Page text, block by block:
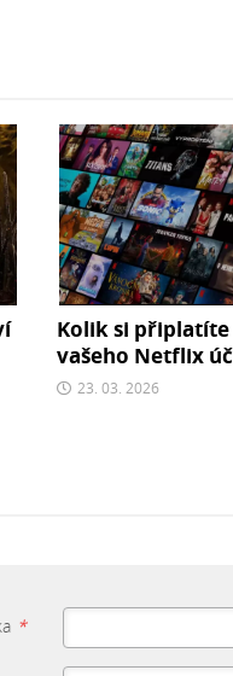
Kolik si připlatíte
vašeho Netflix
23. 03. 2026
*